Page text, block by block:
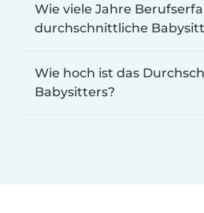
Wie viele Jahre
durchschnittliche
Wie hoch ist das
Babysitters?